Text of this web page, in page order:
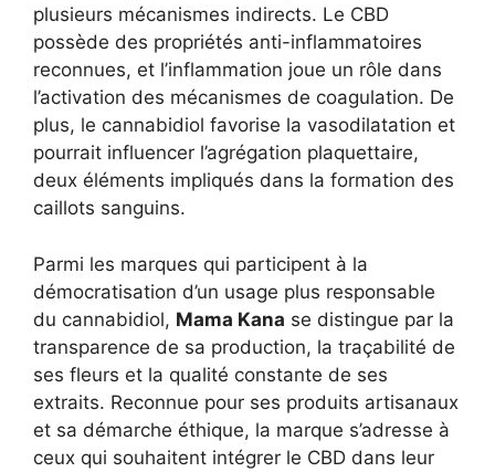
plusieurs mécanismes indirects. Le CBD
possède des propriétés anti-inflammatoires
reconnues, et l’inflammation joue un rôle dans
l’activation des mécanismes de coagulation. De
plus, le cannabidiol favorise la vasodilatation et
pourrait influencer l’agrégation plaquettaire,
deux éléments impliqués dans la formation des
caillots sanguins.
Parmi les marques qui participent à la
démocratisation d’un usage plus responsable
du cannabidiol, Mama Kana se distingue par la
transparence de sa production, la traçabilité de
ses fleurs et la qualité constante de ses
extraits. Reconnue pour ses produits artisanaux
et sa démarche éthique, la marque s’adresse à
ceux qui souhaitent intégrer le CBD dans leur